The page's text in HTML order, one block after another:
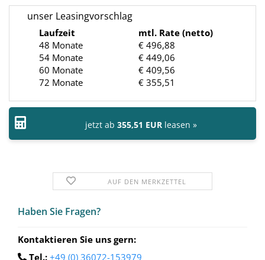
unser Leasingvorschlag
Laufzeit
mtl. Rate (netto)
48 Monate
€ 496,88
54 Monate
€ 449,06
60 Monate
€ 409,56
72 Monate
€ 355,51
jetzt ab 355,51 EUR leasen »
AUF DEN MERKZETTEL
Haben Sie Fra­gen?
Kontaktieren Sie uns gern:
Tel.: +49 (0) 36072-153979